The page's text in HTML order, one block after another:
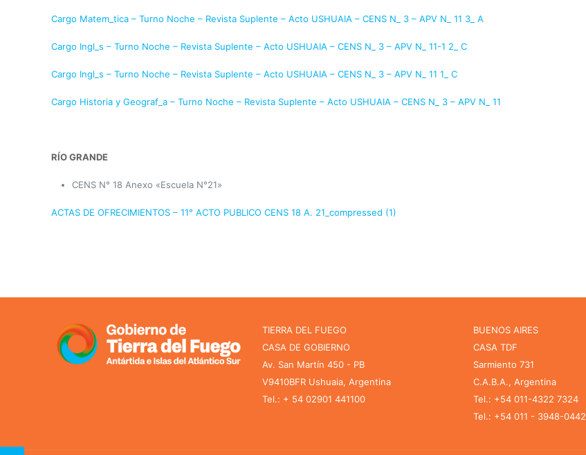
Cargo Matem_tica – Turno Noche – Revista Suplente – Acto USHUAIA – CENS N_ 3 – APV N_ 11 3_ A
Cargo Ingl_s – Turno Noche – Revista Suplente – Acto USHUAIA – CENS N_ 3 – APV N_ 11-1 2_ C
Cargo Ingl_s – Turno Noche – Revista Suplente – Acto USHUAIA – CENS N_ 3 – APV N_ 11 1_ C
Cargo Historia y Geograf_a – Turno Noche – Revista Suplente – Acto USHUAIA – CENS N_ 3 – APV N_ 11
RÍO GRANDE
CENS N° 18 Anexo «Escuela N°21»
ACTAS DE OFRECIMIENTOS – 11° ACTO PUBLICO CENS 18 A. 21_compressed (1)
TIERRA DEL FUEGO
CASA DE GOBIERNO
Av. San Martín 450 - PB
V9410BFR Ushuaia, Argentina
Tel.: + 54 02901 441100
BUENOS AIRES
CASA TDF
Sarmiento 731
C.A.B.A., Argentina
Tel.: +54 011-4322 7324
Tel.: +54 011 - 3948-0442